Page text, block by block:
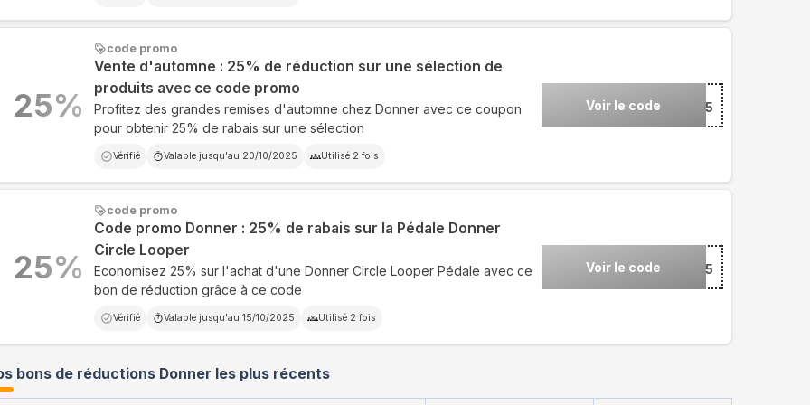
code promo
Vente d'automne : 25% de réduction sur une sélection de
produits avec ce code promo
Profitez des grandes remises d'automne chez Donner avec ce coupon
pour obtenir 25% de rabais sur une sélection
Vérifié Valable jusqu'au 20/10/2025 Utilisé 2 fois
Voir le code ***25
25%
code promo
Code promo Donner : 25% de rabais sur la Pédale Donner
Circle Looper
Economisez 25% sur l'achat d'une Donner Circle Looper Pédale avec ce
bon de réduction grâce à ce code
Vérifié Valable jusqu'au 15/10/2025 Utilisé 2 fois
Voir le code ***25
25%
bons de réductions Donner les plus récents